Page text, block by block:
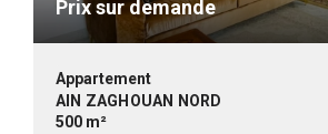
Prix sur demande
Appartement
AIN ZAGHOUAN NORD
500 m²